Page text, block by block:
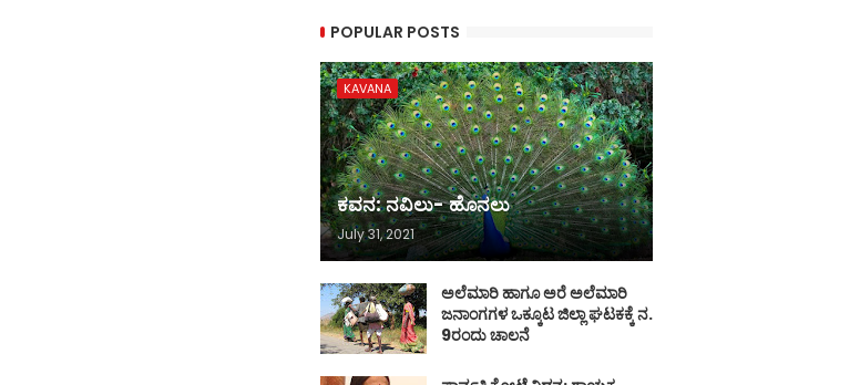
POPULAR POSTS
KAVANA
ಕವನ: ನವಿಲು- ಹೊನಲು
July 31, 2021
ಅಲೆಮಾರಿ ಹಾಗೂ ಅರೆ ಅಲೆಮಾರಿ
ಜನಾಂಗಗಳ ಒಕ್ಕೂಟ ಜಿಲ್ಲಾ ಘಟಕಕ್ಕೆ ನ.
9ರಂದು ಚಾಲನೆ